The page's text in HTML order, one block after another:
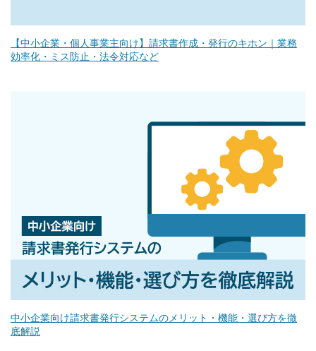
【中小企業・個人事業主向け】請求書作成・発行のキホン｜業務
効率化・ミス防止・法令対応など
中小企業向け請求書発行システムのメリット・機能・選び方を徹
底解説